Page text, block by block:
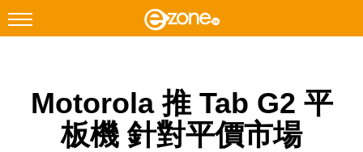
Facebook Instagram
Motorola 推 Tab G2 平
板機 針對平價市場